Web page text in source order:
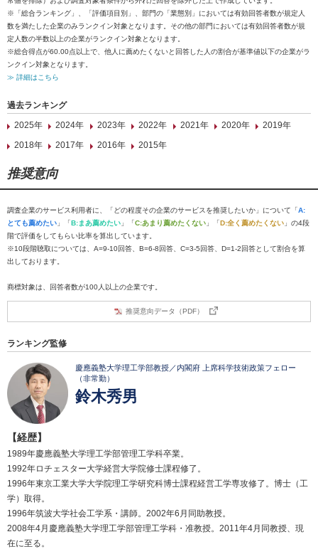
※「総合ランキング」、「評価項目別」、部門の「業態別」においては有効回答者数が規定人
数を満たした企業のみランクイン対象となります。その他の部門においては有効回答者数が規
定人数の半数以上の企業がランクイン対象となります。
※総合得点が60.00点以上で、他人に薦めたくないと回答した人の割合が基準値以下の企業がラ
ンクイン対象となります。
≫ 詳細はこちら
過去ランキング
2025年
2024年 2023年 2022年 2021年 2020年
2019年
2018年
2017年 2016年 2015年
推奨意向
調査企業のサービス利用者に、「どの程度その企業のサービスを推奨したいか」について「A:
とても薦めたい 」「B:まあ薦めたい 」「C:あまり薦めたくない 」「D:全く薦めたくない 」の4段
階で評価をしてもらい比率を算出しています。
※10段階聴取については、A=9-10回答、B=6-8回答、C=3-5回答、D=1-2回答として割合を算
出しております。
商標対象は、回答者数が100人以上の企業です。
推奨意向データ（PDF）
ランキング監修
慶應義塾大学理工学部教授／内閣府 上席科学技術政策フェロー
（非常勤）
鈴木秀男
【経歴】
1989年慶應義塾大学理工学部管理工学科卒業。
1992年ロチェスター大学経営大学院修士課程修了。
1996年東京工業大学大学院理工学研究科博士課程経営工学専攻修了。博士（工
学）取得。
1996年筑波大学社会工学系・講師。2002年6月同助教授。
2008年4月慶應義塾大学理工学部管理工学科・准教授。2011年4月同教授、現
在に至る。